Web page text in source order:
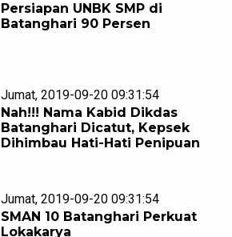
Persiapan UNBK SMP di
Batanghari 90 Persen
Jumat, 2019-09-20 09:31:54
Nah!!! Nama Kabid Dikdas
Batanghari Dicatut, Kepsek
Dihimbau Hati-Hati Penipuan
Jumat, 2019-09-20 09:31:54
SMAN 10 Batanghari Perkuat
Lokakarya